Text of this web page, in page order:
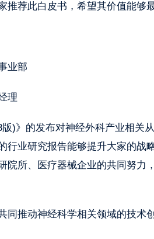
推荐此白皮书，希望其价值能够
业部
理
》的发布对神经外科产业相关
行业研究报告能够提升大家的战
院所、医疗器械企业的共同努力
推动神经科学相关领域的技术